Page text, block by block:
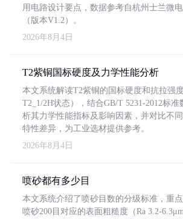
用电路设计要点，数据参考自杭州士兰微
（版本V1.2）。
2026年8月4日
T2紫铜国标硬度及力学性能分析
本文系统解读T2紫铜的国标硬度和抗拉强
T2_1/2H状态），结合GB/T 5231-2012标准
析其力学性能指标及影响因素，并对比不
特性差异，为工业选材提供参考。
2026年8月4日
喷砂都有多少目
本文系统介绍了喷砂目数的分级标准，重
喷砂200目对应的表面粗糙度（Ra 3.2-